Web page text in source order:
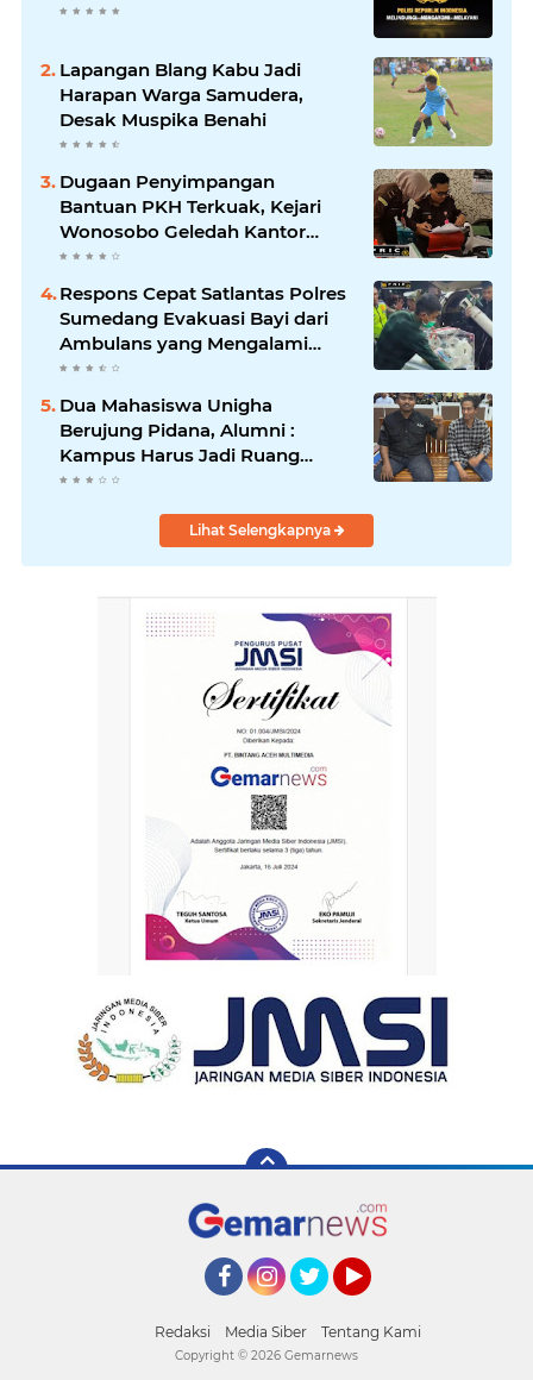
Lapangan Blang Kabu Jadi
Harapan Warga Samudera,
Desak Muspika Benahi
Dugaan Penyimpangan
Bantuan PKH Terkuak, Kejari
Wonosobo Geledah Kantor
Dinas Sosial.
Respons Cepat Satlantas Polres
Sumedang Evakuasi Bayi dari
Ambulans yang Mengalami
Kecelakaan.
Dua Mahasiswa Unigha
Berujung Pidana, Alumni :
Kampus Harus Jadi Ruang
Dialog Bukan Ruang Hakimi
Lihat Selengkapnya
Redaksi Media Siber Tentang Kami
Copyright © 2026 Gemarnews